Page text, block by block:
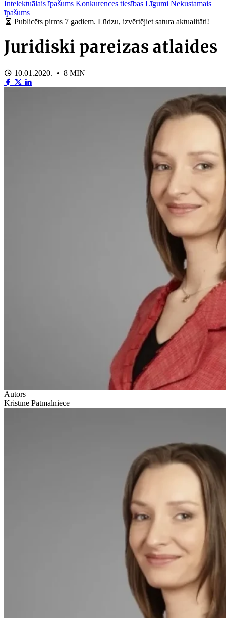
Intelektuālais īpašums Konkurences tiesības Līgumi Nekustamais
īpašums
Publicēts pirms 7 gadiem. Lūdzu, izvērtējiet satura aktualitāti!
Juridiski pareizas atlaides
10.01.2020. • 8 MIN
Autors
Kristīne Patmalniece